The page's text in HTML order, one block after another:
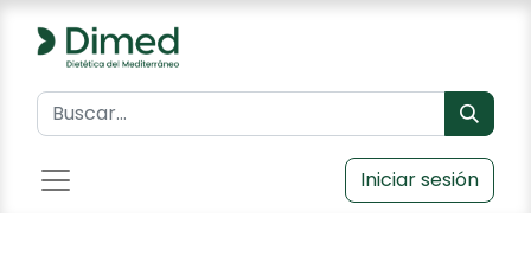
Iniciar sesión